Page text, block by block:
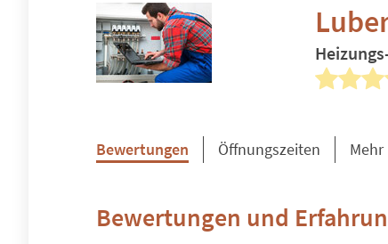
Bewertungen Öffnungszeiten
Bewertungen und